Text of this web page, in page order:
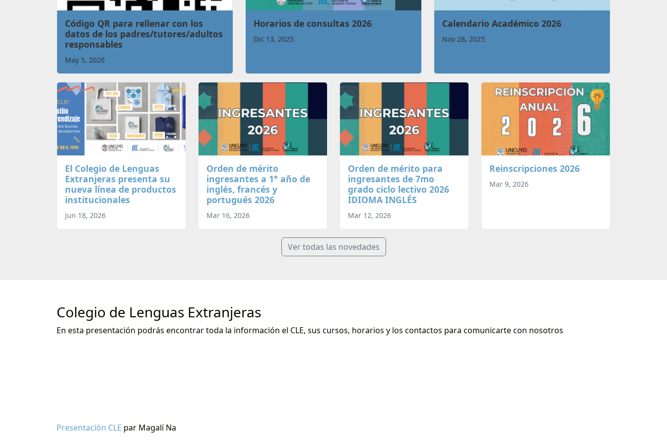
Código QR para rellenar con los
datos de los padres/tutores/adultos
responsables
May 5, 2026
Horarios de consultas 2026
Dic 13, 2025
Calendario Académico 2026
Nov 28, 2025
El Colegio de Lenguas
Extranjeras presenta su
nueva línea de productos
institucionales
Jun 18, 2026
Orden de mérito
ingresantes a 1° año de
inglés, francés y
portugués 2026
Mar 16, 2026
Orden de mérito para
ingresantes de 7mo
grado ciclo lectivo 2026
IDIOMA INGLÉS
Mar 12, 2026
Reinscripciones 2026
Mar 9, 2026
Ver todas las novedades
Colegio de Lenguas Extranjeras
En esta presentación podrás encontrar toda la información el CLE, sus cursos, horarios y los contactos para comunicarte con nosotros
Presentación CLE par Magalí Na